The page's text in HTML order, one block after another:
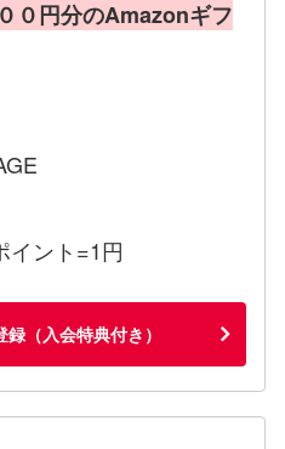
０円分のAmazonギフ
イント=1円
（入会特典付き）